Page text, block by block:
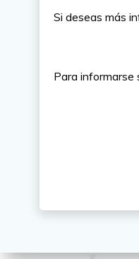
Si deseas más
Para informarse